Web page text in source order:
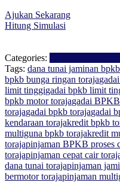
Ajukan Sekarang
Hitung Simulasi
Categories:
Tags: dana tunai jaminan
bpkb bunga ringan toraja
limit tinggigadai bpkb limit
bpkb motor torajagadai
torajagadai bpkb torajagadai
kendaraan torajakredit bpkb
multiguna bpkb torajakredit
torajapinjaman BPKB proses
torajapinjaman cepat cair
dana tunai torajapinjaman
bermotor torajapinjaman